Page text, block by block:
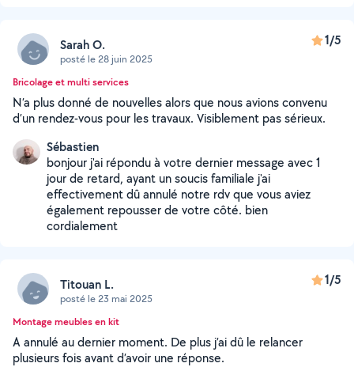
Sarah O.
posté le 28 juin 2025
1/5
Bricolage et multi services
N’a plus donné de nouvelles alors que nous avions convenu
d’un rendez-vous pour les travaux. Visiblement pas sérieux.
Sébastien
bonjour j'ai répondu à votre dernier message avec 1
jour de retard, ayant un soucis familiale j'ai
effectivement dû annulé notre rdv que vous aviez
également repousser de votre côté. bien
cordialement
Titouan L.
posté le 23 mai 2025
1/5
Montage meubles en kit
A annulé au dernier moment. De plus j’ai dû le relancer
plusieurs fois avant d’avoir une réponse.